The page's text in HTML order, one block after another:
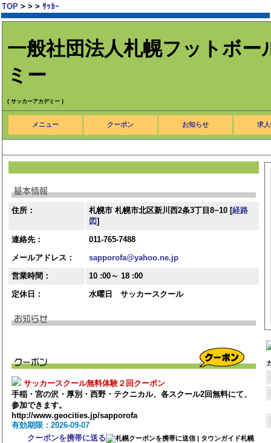
TOP > > > ｻｯｶｰ
一般社団法人札幌フットボー
ミー
( サッカーアカデミー )
メニュー クーポン お知らせ 求
住所： 札幌市 札幌市北区新川西2条3丁目8−10 [経路
図]
連絡先：
011-765-7488
メールアドレス：
sapporofa@yahoo.ne.jp
営業時間：
10 :00～ 18 :00
定休日：
水曜日 サッカースクール
サッカースクール無料体験２回クーポン
手稲・宮の沢・厚別・西野・テクニカル、各スクール2回無料にて、
参加できます。
http://www.geocities.jp/sapporofa
有効期限：2026-09-07
クーポンを携帯に送る